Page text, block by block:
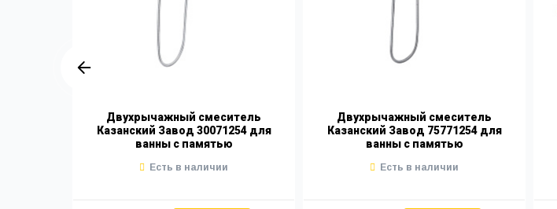
Двухрычажный смеситель
Казанский Завод 30071254 для
ванны с памятью
Есть в наличии
Двухрычажный смеситель
Казанский Завод 75771254 для
ванны с памятью
Есть в наличии